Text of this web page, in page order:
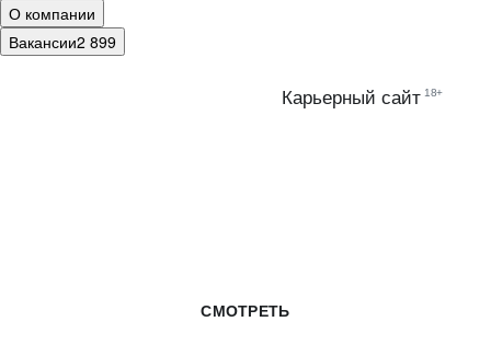
О компании
Вакансии2 899
Карьерный сайт 18+
СМОТРЕТЬ